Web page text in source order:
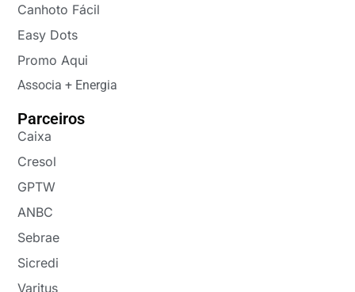
Canhoto Fácil
Easy Dots
Promo Aqui
Associa + Energia
Parceiros
Caixa
Cresol
GPTW
ANBC
Sebrae
Sicredi
Varitus